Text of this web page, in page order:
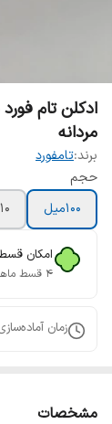
مردانه
برند:تامفورد
حجم
100میل
10میل دکانت
امکان
۴ قسط ماهانه. بدون سود، چک و ضامن.
زمان
مشخصات